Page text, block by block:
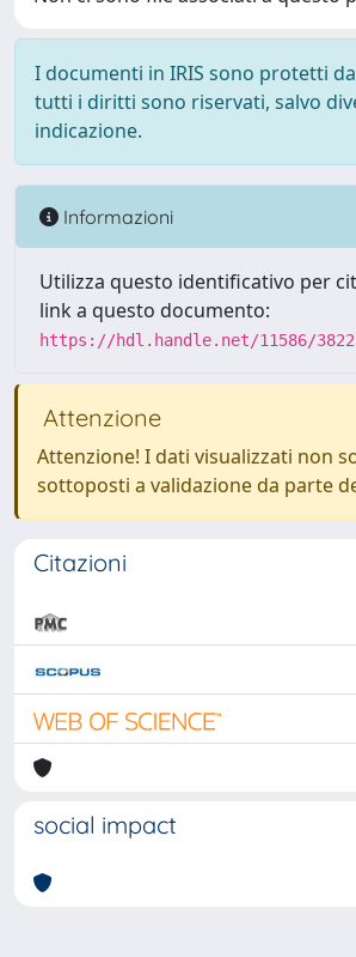
I documenti in IRIS sono protetti
tutti i diritti sono riservati, salvo
indicazione.
Informazioni
Utilizza questo identificativo per
link a questo documento:
https://hdl.handle.net/11586/
Attenzione
Attenzione! I dati visualizzati non
sottoposti a validazione da parte
Citazioni
social impact